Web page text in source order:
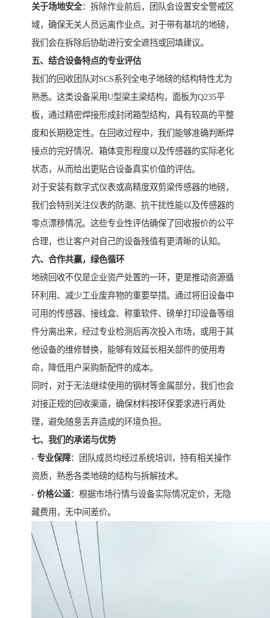
关于场地安全：拆除作业前后，团队会设置安全警戒区
域，确保无关人员远离作业点。对于带有基坑的地磅，
我们会在拆除后协助进行安全遮挡或回填建议。
五、结合设备特点的专业评估
我们的回收团队对SCS系列全电子地磅的结构特性尤为
熟悉。这类设备采用U型梁主梁结构，面板为Q235平
板，通过精密焊接形成封闭箱型结构，具有较高的平整
度和长期稳定性。在回收过程中，我们能够准确判断焊
接点的完好情况、箱体变形程度以及传感器的实际老化
状态，从而给出更贴合设备真实价值的评估。
对于安装有数字式仪表或高精度双剪梁传感器的地磅，
我们会特别关注仪表的防潮、抗干扰性能以及传感器的
零点漂移情况。这些专业性评估确保了回收报价的公平
合理，也让客户对自己的设备残值有更清晰的认知。
六、合作共赢，绿色循环
地磅回收不仅是企业资产处置的一环，更是推动资源循
环利用、减少工业废弃物的重要举措。通过将旧设备中
可用的传感器、接线盒、称重软件、磅单打印设备等组
件分离出来，经过专业检测后再次投入市场，或用于其
他设备的维修替换，能够有效延长相关部件的使用寿
命，降低用户采购新配件的成本。
同时，对于无法继续使用的钢材等金属部分，我们也会
对接正规的回收渠道，确保材料按环保要求进行再处
理，避免随意丢弃造成的环境负担。
七、我们的承诺与优势
- 专业保障：团队成员均经过系统培训，持有相关操作
资质，熟悉各类地磅的结构与拆解技术。
- 价格公道：根据市场行情与设备实际情况定价，无隐
藏费用，无中间差价。